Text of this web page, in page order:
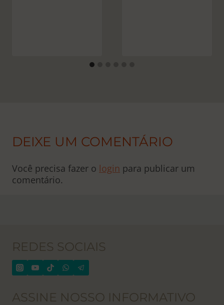
DEIXE UM COMENTÁRIO
Você precisa fazer o login para publicar um
comentário.
REDES SOCIAIS
ASSINE NOSSO INFORMATIVO